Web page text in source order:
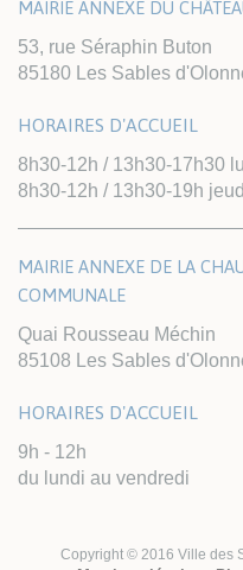
MAIRIE ANNEXE DU
53, rue Séraphin Buton
85180 Les Sables
HORAIRES D'ACCUEIL
8h30-12h / 13h30-17h30
8h30-12h / 13h30-19h
MAIRIE ANNEXE DE LA
COMMUNALE
Quai Rousseau Méchin
85108 Les Sables
HORAIRES D'ACCUEIL
9h - 12h
du lundi au vendredi
Copyright © 2016 Ville des